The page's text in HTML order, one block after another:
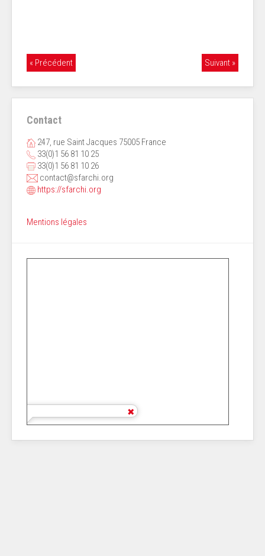
« Précédent Suivant »
Contact
247, rue Saint Jacques 75005 France
33(0)1 56 81 10 25
33(0)1 56 81 10 26
contact@sfarchi.org
https://sfarchi.org
Mentions légales